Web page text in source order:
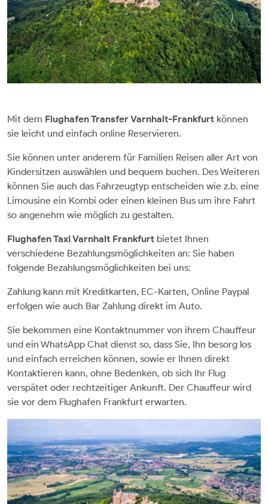
Mit dem Flughafen Transfer Varnhalt-Frankfurt können
sie leicht und einfach online Reservieren.
Sie können unter anderem für Familien Reisen aller Art von
Kindersitzen auswählen und bequem buchen. Des Weiteren
können Sie auch das Fahrzeugtyp entscheiden wie z.b. eine
Limousine ein Kombi oder einen kleinen Bus um ihre Fahrt
so angenehm wie möglich zu gestalten.
Flughafen Taxi Varnhalt Frankfurt bietet Ihnen
verschiedene Bezahlungsmöglichkeiten an: Sie haben
folgende Bezahlungsmöglichkeiten bei uns:
Zahlung kann mit Kreditkarten, EC-Karten, Online Paypal
erfolgen wie auch Bar Zahlung direkt im Auto.
Sie bekommen eine Kontaktnummer von ihrem Chauffeur
und ein WhatsApp Chat dienst so, dass Sie, Ihn besorg los
und einfach erreichen können, sowie er Ihnen direkt
Kontaktieren kann, ohne Bedenken, ob sich Ihr Flug
verspätet oder rechtzeitiger Ankunft. Der Chauffeur wird
sie vor dem Flughafen Frankfurt erwarten.